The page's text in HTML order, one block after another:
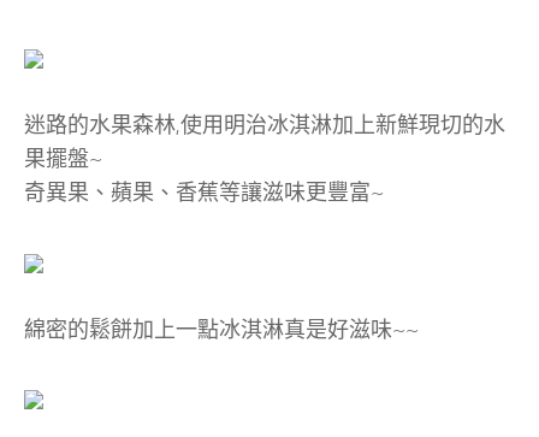
迷路的水果森林,使用明治冰淇淋加上新鮮現切的水
果擺盤~
奇異果、蘋果、香蕉等讓滋味更豐富~
綿密的鬆餅加上一點冰淇淋真是好滋味~~